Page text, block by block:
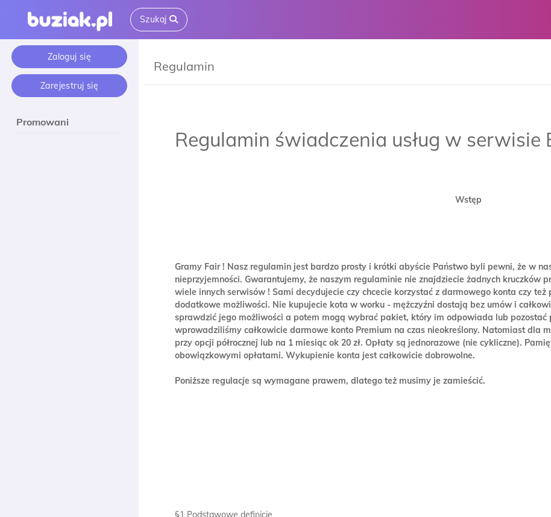
Szukaj
Zaloguj się
Zarejestruj się
Promowani
Regulamin
Regulamin świadczenia usług w serwisie
Wstęp
Gramy Fair ! Nasz regulamin jest bardzo prosty i krótki abyście Państwo byli pewni, że w
nieprzyjemności. Gwarantujemy, że naszym regulaminie nie znajdziecie żadnych kruczków
wiele innych serwisów ! Sami decydujecie czy chcecie korzystać z darmowego konta czy
dodatkowe możliwości. Nie kupujecie kota w worku - mężczyźni dostają bez umów i
sprawdzić jego możliwości a potem mogą wybrać pakiet, który im odpowiada lub
wprowadziliśmy całkowicie darmowe konto Premium na czas nieokreślony. Natomiast dla
przy opcji półrocznej lub na 1 miesiąc ok 20 zł. Opłaty są jednorazowe (nie cykliczne).
obowiązkowymi opłatami. Wykupienie konta jest całkowicie dobrowolne.
Poniższe regulacje są wymagane prawem, dlatego też musimy je zamieścić.
§1 Podstawowe definicje